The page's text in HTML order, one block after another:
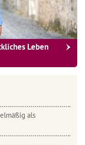
Leben
als